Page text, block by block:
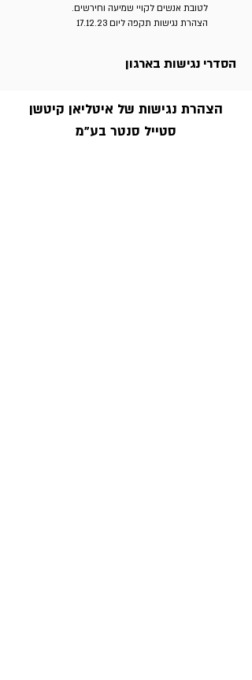
לטובת אנשים לקויי שמיעה וחירשים.
הצהרת נגישות תקפה ליום 17.12.23
הסדרי נגישות בארגון
הצהרת נגישות של איטליאן קיטשן
סטייל סנטר בע"מ